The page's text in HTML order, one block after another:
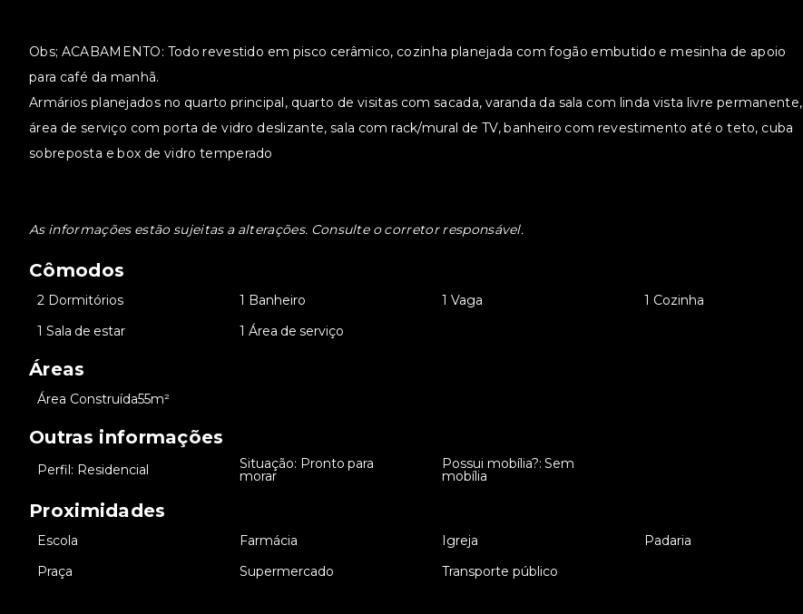
Obs; ACABAMENTO: Todo revestido em pisco cerâmico, cozinha planejada com fogão embutido e mesinha de apoio
para café da manhã.
Armários planejados no quarto principal, quarto de visitas com sacada, varanda da sala com linda vista livre permanente,
área de serviço com porta de vidro deslizante, sala com rack/mural de TV, banheiro com revestimento até o teto, cuba
sobreposta e box de vidro temperado
As informações estão sujeitas a alterações. Consulte o corretor responsável.
Cômodos
2 Dormitórios 1 Banheiro 1 Vaga
1 Cozinha
1 Sala de estar 1 Área de serviço
Áreas
Área Construída55m²
Outras informações
Perfil: Residencial Situação: Pronto para
morar
Possui mobília?: Sem
mobília
Proximidades
Escola Farmácia Igreja
Padaria
Praça Supermercado Transporte público